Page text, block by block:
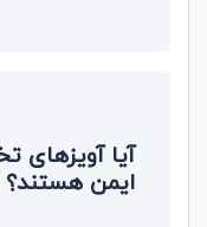
آیا آویزهای
ایمن هستند؟